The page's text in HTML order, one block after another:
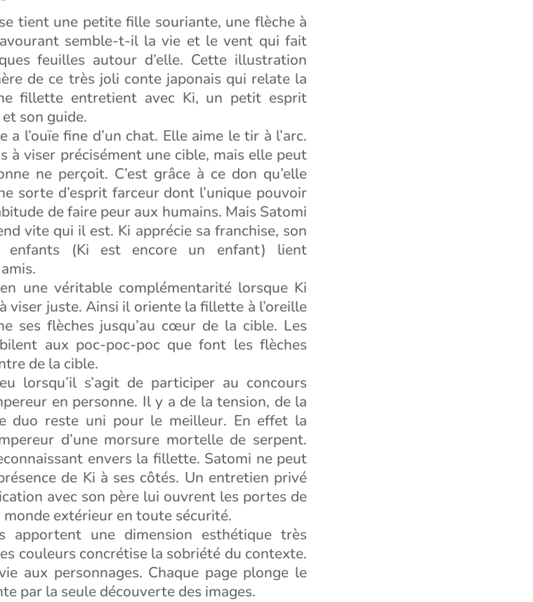
tient une petite fille souriante, une flèche à
semble-t-il la vie et le vent qui fait
feuilles autour d’elle. Cette illustration
de ce très joli conte japonais qui relate la
fillette entretient avec Ki, un petit esprit
son guide.
l’ouïe fine d’un chat. Elle aime le tir à l’arc.
à viser précisément une cible, mais elle peut
ne perçoit. C’est grâce à ce don qu’elle
sorte d’esprit farceur dont l’unique pouvoir
de faire peur aux humains. Mais Satomi
vite qui il est. Ki apprécie sa franchise, son
(Ki est encore un enfant) lient
une véritable complémentarité lorsque Ki
viser juste. Ainsi il oriente la fillette à l’oreille
ses flèches jusqu’au cœur de la cible. Les
aux poc-poc-poc que font les flèches
de la cible.
lorsqu’il s’agit de participer au concours
en personne. Il y a de la tension, de la
duo reste uni pour le meilleur. En effet la
d’une morsure mortelle de serpent.
envers la fillette. Satomi ne peut
de Ki à ses côtés. Un entretien privé
avec son père lui ouvrent les portes de
extérieur en toute sécurité.
apportent une dimension esthétique très
couleurs concrétise la sobriété du contexte.
aux personnages. Chaque page plonge le
par la seule découverte des images.